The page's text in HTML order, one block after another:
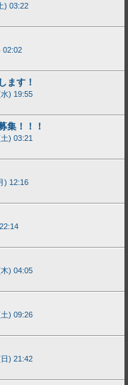
) 03:22
02:02
ます！
) 19:55
集！！！
) 03:21
) 12:16
) 04:05
) 09:26
) 21:42